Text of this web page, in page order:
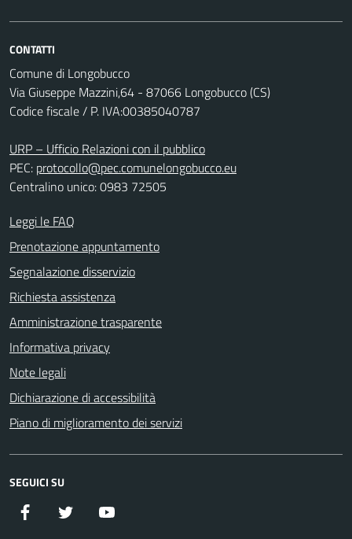
CONTATTI
Comune di Longobucco
Via Giuseppe Mazzini,64 - 87066 Longobucco (CS)
Codice fiscale / P. IVA:00385040787
URP – Ufficio Relazioni con il pubblico
PEC: protocollo@pec.comunelongobucco.eu
Centralino unico: 0983 72505
Leggi le FAQ
Prenotazione appuntamento
Segnalazione disservizio
Richiesta assistenza
Amministrazione trasparente
Informativa privacy
Note legali
Dichiarazione di accessibilità
Piano di miglioramento dei servizi
SEGUICI SU
Facebook Twitter